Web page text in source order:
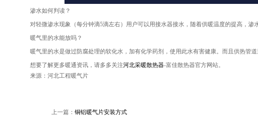
渗水如何判读？
对轻微渗水现象（每分钟滴5滴左右）用户可以用接水器接水，随着供暖温度的提高，
暖气里的水能放吗？
暖气里的水是做过防腐处理的软化水，加有化学药剂，使用此水有害健康。而且供热管
想要了解更多暖通资讯，请多多关注河北采暖散热器-富佳散热器官方网站。
来源：河北工程暖气片
上一篇： 铜铝暖气片安装方式